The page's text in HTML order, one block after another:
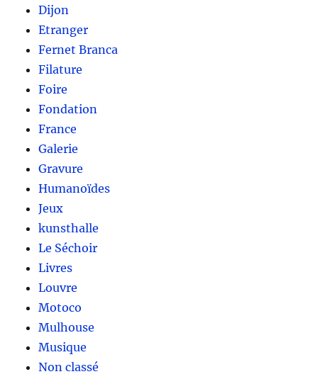
Dijon
Etranger
Fernet Branca
Filature
Foire
Fondation
France
Galerie
Gravure
Humanoïdes
Jeux
kunsthalle
Le Séchoir
Livres
Louvre
Motoco
Mulhouse
Musique
Non classé